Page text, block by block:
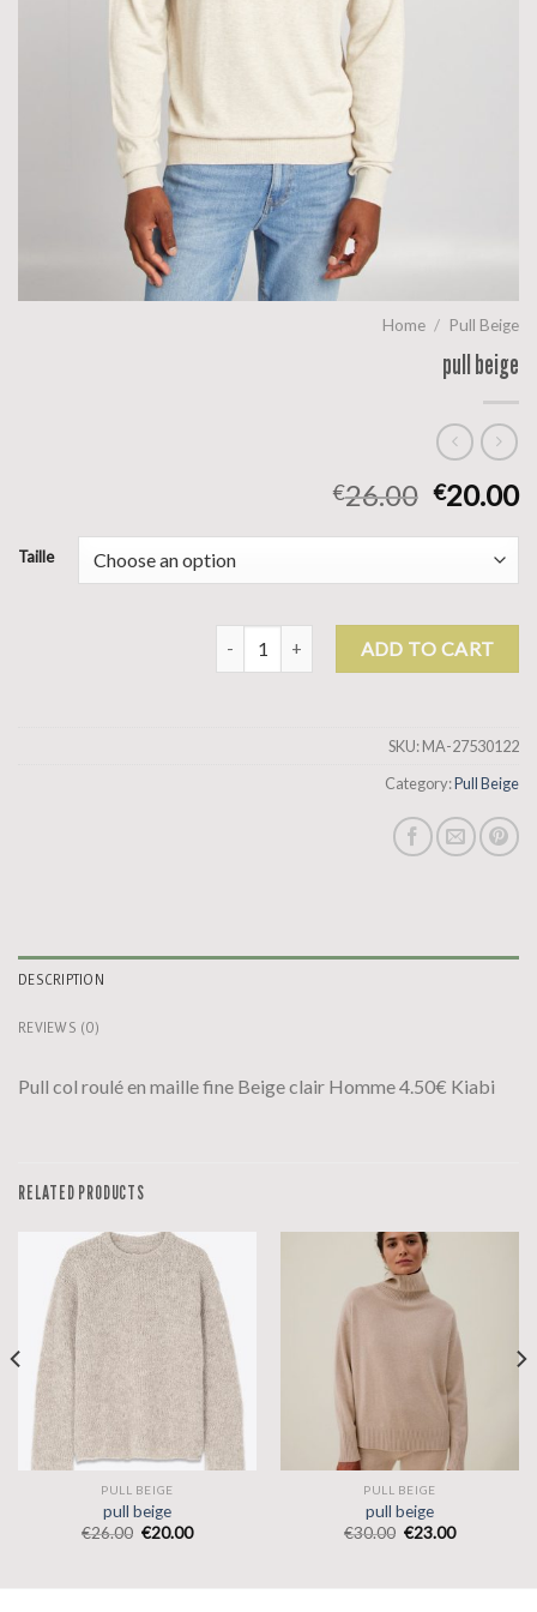
Home / Pull Beige
pull beige
€26.00 €20.00
Taille
ADD TO CART
SKU:MA-27530122
Category:Pull Beige
DESCRIPTION
REVIEWS (0)
Pull col roulé en maille fine Beige clair Homme 4.50€ Kiabi
RELATED PRODUCTS
PULL BEIGE
pull beige
€26.00 €20.00
PULL BEIGE
pull beige
€30.00 €23.00